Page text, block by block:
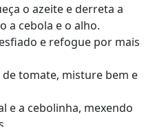
o azeite e derreta a
a cebola e o alho.
e refogue por mais
tomate, misture bem e
e a cebolinha, mexendo